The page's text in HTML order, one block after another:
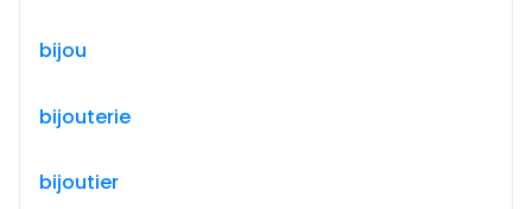
bijou
bijouterie
bijoutier